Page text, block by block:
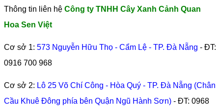
Thông tin liên hệ Công ty TNHH Cây Xanh Cảnh Quan
Hoa Sen Việt
Cơ sở 1: 573 Nguyễn Hữu Thọ - Cẩm Lệ - TP. Đà Nẵng - ĐT:
0916 700 968
Cơ sở 2: Lô 25 Võ Chí Công - Hòa Quý - TP. Đà Nẵng (Chân
Cầu Khuê Đông phía bên Quận Ngũ Hành Sơn) - ĐT: 0968